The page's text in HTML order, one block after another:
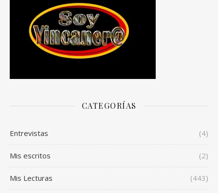
CATEGORÍAS
Entrevistas (4)
Mis escritos (2)
Mis Lecturas (443)